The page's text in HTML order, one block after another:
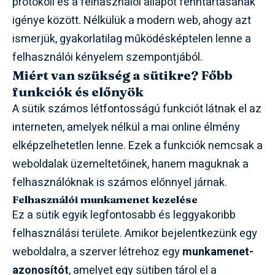
igénye között. Nélkülük a modern web, ahogy azt
ismerjük, gyakorlatilag működésképtelen lenne a
felhasználói kényelem szempontjából.
Miért van szükség a sütikre? Főbb
funkciók és előnyök
A sütik számos létfontosságú funkciót látnak el az
interneten, amelyek nélkül a mai online élmény
elképzelhetetlen lenne. Ezek a funkciók nemcsak a
weboldalak üzemeltetőinek, hanem maguknak a
felhasználóknak is számos előnnyel járnak.
Felhasználói munkamenet kezelése
Ez a sütik egyik legfontosabb és leggyakoribb
felhasználási területe. Amikor bejelentkezünk egy
weboldalra, a szerver létrehoz egymunkamenet-
azonosítót, amelyet egy sütiben tárol el a